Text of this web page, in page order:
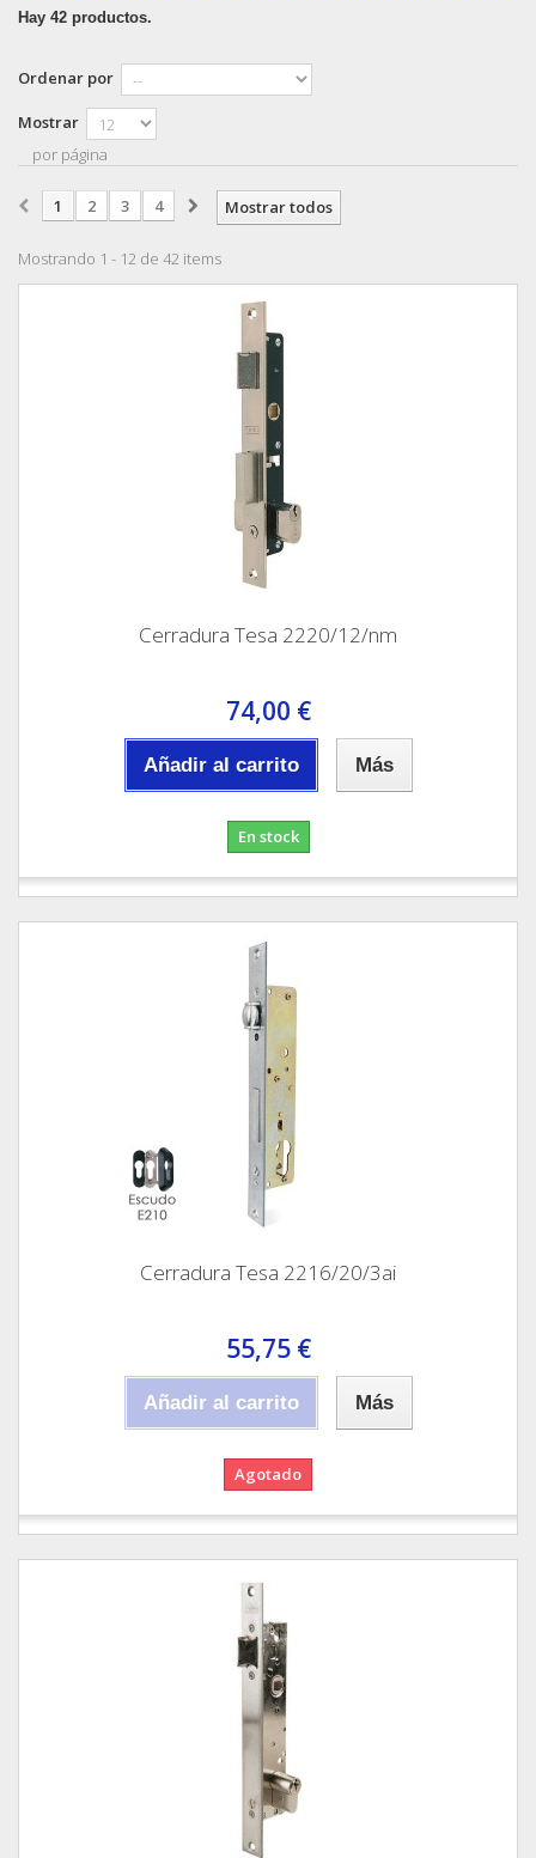
Hay 42 productos.
Ordenar por
Mostrar
por página
Mostrar todos
1 2 3 4
Mostrando 1 - 12 de 42 items
Cerradura Tesa 2220/12/nm
74,00 €
Añadir al carrito Más
En stock
Cerradura Tesa 2216/20/3ai
55,75 €
Añadir al carrito Más
Agotado